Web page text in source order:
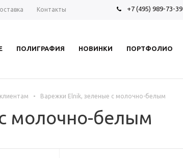
Контакты +7 (495) 989-73-39
ПОЛИГРАФИЯ НОВИНКИ ПОРТФОЛИО
- Варежки Elnik, зеленые с молочно-белым
молочно-белым